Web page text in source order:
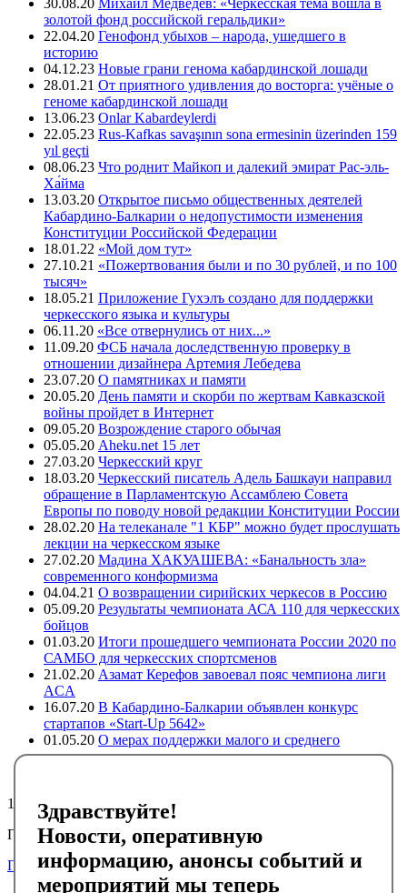
30.08.20 Михаил Медведев: «Черкесская тема вошла в
золотой фонд российской геральдики»
22.04.20 Генофонд убыхов – народа, ушедшего в
историю
04.12.23 Новые грани генома кабардинской лошади
28.01.21 От приятного удивления до восторга: учёные о
геноме кабардинской лошади
13.06.23 Onlar Kabardeylerdi
22.05.23 Rus-Kafkas savaşının sona ermesinin üzerinden 159
yıl geçti
08.06.23 Что роднит Майкоп и далекий эмират Рас-эль-
Ха́йма
13.03.20 Открытое письмо общественных деятелей
Кабардино-Балкарии о недопустимости изменения
Конституции Российской Федерации
18.01.22 «Мой дом тут»
27.10.21 «Пожертвования были и по 30 рублей, и по 100
тысяч»
18.05.21 Приложение Гухэлъ создано для поддержки
черкесского языка и культуры
06.11.20 «Все отвернулись от них...»
11.09.20 ФСБ начала доследственную проверку в
отношении дизайнера Артемия Лебедева
23.07.20 О памятниках и памяти
20.05.20 День памяти и скорби по жертвам Кавказской
войны пройдет в Интернет
09.05.20 Возрождение старого обычая
05.05.20 Aheku.net 15 лет
27.03.20 Черкесский круг
18.03.20 Черкесский писатель Адель Башкауи направил
обращение в Парламентскую Ассамблею Совета
Европы по поводу новой редакции Конституции России
28.02.20 На телеканале "1 КБР" можно будет прослушать
лекции на черкесском языке
27.02.20 Мадина ХАКУАШЕВА: «Банальность зла»
современного конформизма
04.04.21 О возвращении сирийских черкесов в Россию
05.09.20 Результаты чемпионата АСА 110 для черкесских
бойцов
01.03.20 Итоги прошедшего чемпионата России 2020 по
САМБО для черкесских спортсменов
21.02.20 Азамат Керефов завоевал пояс чемпиона лиги
ACA
16.07.20 В Кабардино-Балкарии объявлен конкурс
стартапов «Start-Up 5642»
01.05.20 О мерах поддержки малого и среднего
предпринимательства в регионах компактного
10149
Подписывайтесь на черкесский инфоканал в Telegram
Подписаться
Здравствуйте!
Новости, оперативную
информацию, анонсы событий и
мероприятий мы теперь